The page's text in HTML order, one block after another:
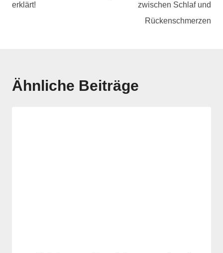
erklärt!
zwischen Schlaf und
Rückenschmerzen
Ähnliche Beiträge